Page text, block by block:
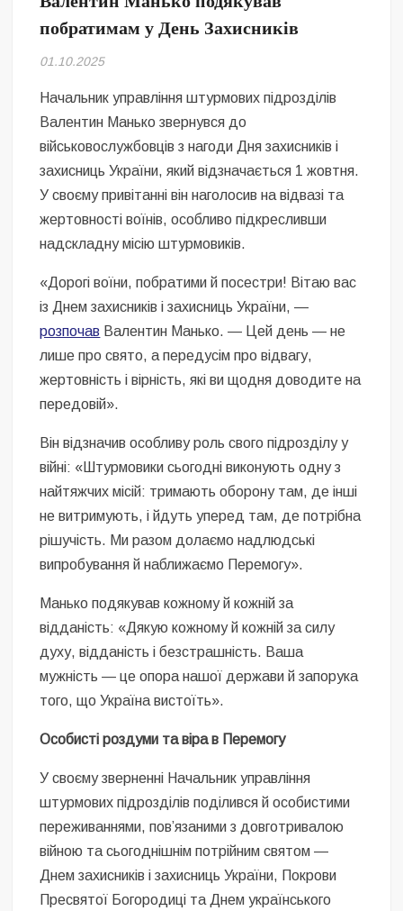
Безугла закликає валити Сирського
Світові бренди одягу та взуття: розвиток ринку та вплив на
сучасну моду
Командувач ВМС Неїжпапа закликав не дестабілізувати ситуацію
навколо керівництва армії
побратимам у День Захисників
01.10.2025
Начальник управління штурмових підрозділів
Валентин Манько звернувся до
військовослужбовців з нагоди Дня захисників і
захисниць України, який відзначається 1 жовтня.
У своєму привітанні він наголосив на відвазі та
жертовності воїнів, особливо підкресливши
надскладну місію штурмовиків.
«Дорогі воїни, побратими й посестри! Вітаю вас
із Днем захисників і захисниць України, —
розпочав Валентин Манько. — Цей день — не
лише про свято, а передусім про відвагу,
жертовність і вірність, які ви щодня доводите на
передовій».
Він відзначив особливу роль свого підрозділу у
війні: «Штурмовики сьогодні виконують одну з
найтяжчих місій: тримають оборону там, де інші
не витримують, і йдуть уперед там, де потрібна
рішучість. Ми разом долаємо надлюдські
випробування й наближаємо Перемогу».
Манько подякував кожному й кожній за
відданість: «Дякую кожному й кожній за силу
духу, відданість і безстрашність. Ваша
мужність — це опора нашої держави й запорука
того, що Україна вистоїть».
Особисті роздуми та віра в Перемогу
У своєму зверненні Начальник управління
штурмових підрозділів поділився й особистими
переживаннями, пов’язаними з довготривалою
війною та сьогоднішнім потрійним святом —
Днем захисників і захисниць України, Покрови
Пресвятої Богородиці та Днем українського